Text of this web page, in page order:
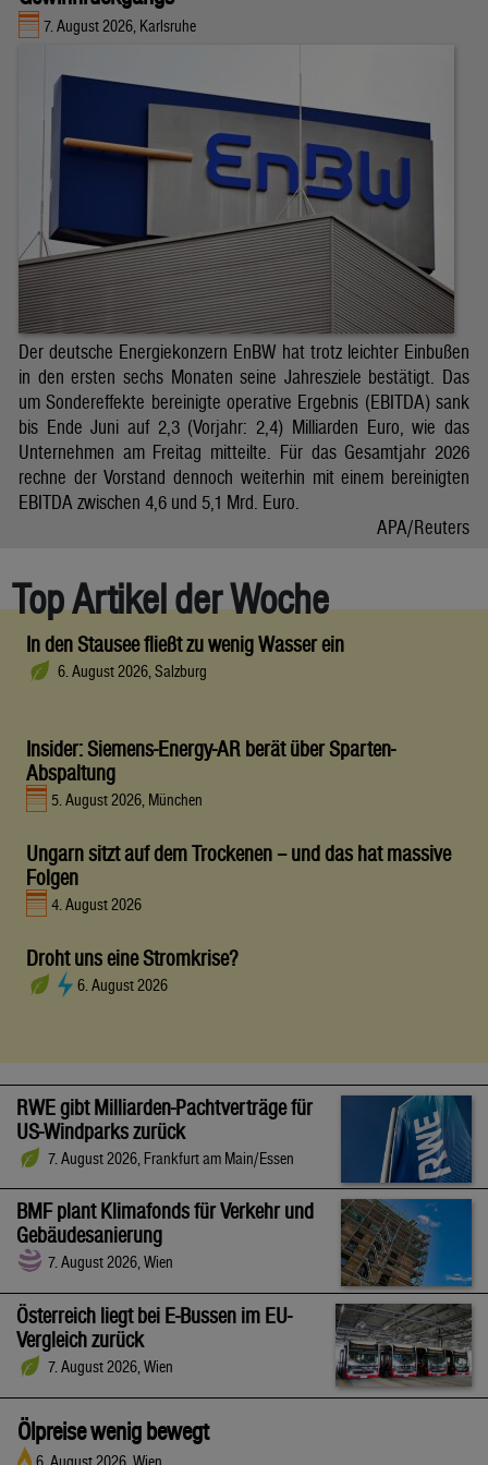
7. August 2026, Karlsruhe
Der deutsche Energiekonzern EnBW hat trotz leichter Einbußen
in den ersten sechs Monaten seine Jahresziele bestätigt. Das
um Sondereffekte bereinigte operative Ergebnis (EBITDA) sank
bis Ende Juni auf 2,3 (Vorjahr: 2,4) Milliarden Euro, wie das
Unternehmen am Freitag mitteilte. Für das Gesamtjahr 2026
rechne der Vorstand dennoch weiterhin mit einem bereinigten
EBITDA zwischen 4,6 und 5,1 Mrd. Euro.
APA/Reuters
Top Artikel der Woche
In den Stausee fließt zu wenig Wasser ein
6. August 2026, Salzburg
Insider: Siemens-Energy-AR berät über Sparten-
Abspaltung
5. August 2026, München
Ungarn sitzt auf dem Trockenen – und das hat massive
Folgen
4. August 2026
Droht uns eine Stromkrise?
6. August 2026
RWE gibt Milliarden-Pachtverträge für
US-Windparks zurück
7. August 2026, Frankfurt am Main/Essen
BMF plant Klimafonds für Verkehr und
Gebäudesanierung
7. August 2026, Wien
Österreich liegt bei E-Bussen im EU-
Vergleich zurück
7. August 2026, Wien
Ölpreise wenig bewegt